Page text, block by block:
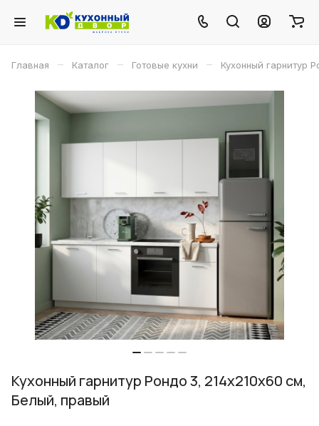
Главная – Каталог – Готовые кухни – Кухонный гарнитур
Кухонный гарнитур Рондо 3, 214x210x60 см,
Белый, правый